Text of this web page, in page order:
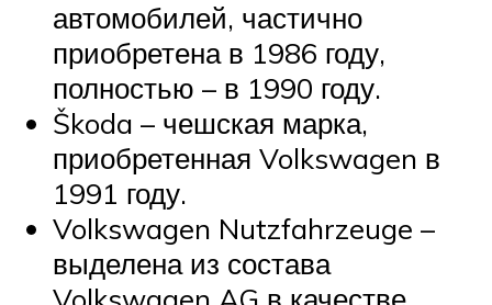
автомобилей, частично
приобретена в 1986 году,
полностью – в 1990 году.
Škoda – чешская марка,
приобретенная Volkswagen в
1991 году.
Volkswagen Nutzfahrzeuge –
выделена из состава